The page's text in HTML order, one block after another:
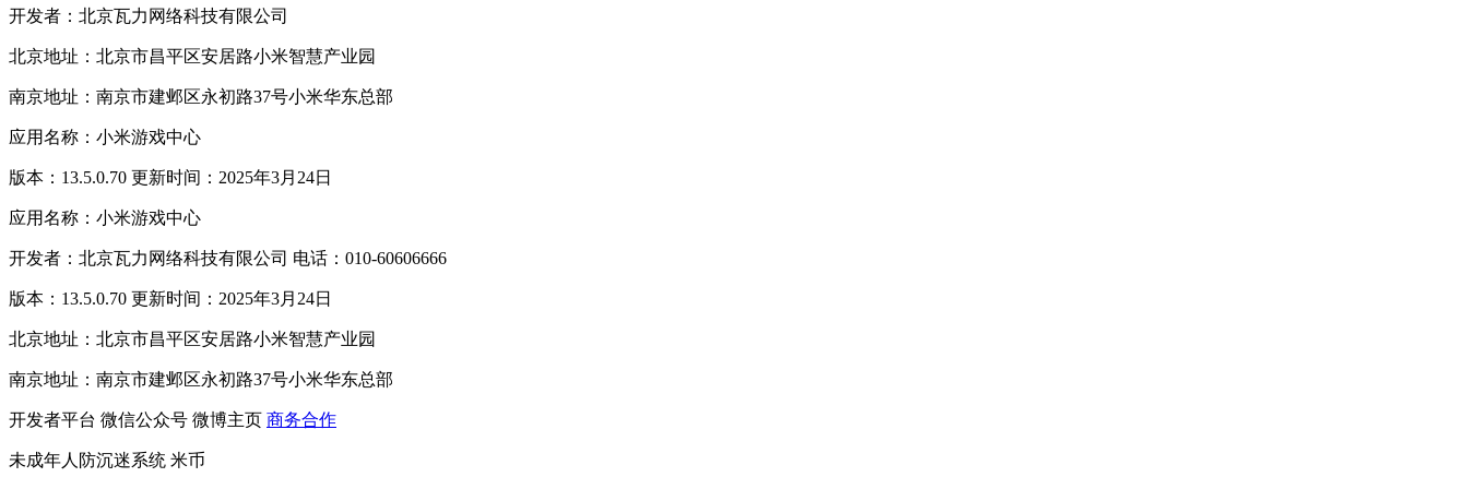
开发者：北京瓦力网络科技有限公司
北京地址：北京市昌平区安居路小米智慧产业园
南京地址：南京市建邺区永初路37号小米华东总部
应用名称：小米游戏中心
版本：13.5.0.70 更新时间：2025年3月24日
应用名称：小米游戏中心
开发者：北京瓦力网络科技有限公司 电话：010-60606666
版本：13.5.0.70 更新时间：2025年3月24日
北京地址：北京市昌平区安居路小米智慧产业园
南京地址：南京市建邺区永初路37号小米华东总部
开发者平台 微信公众号 微博主页 商务合作
未成年人防沉迷系统 米币